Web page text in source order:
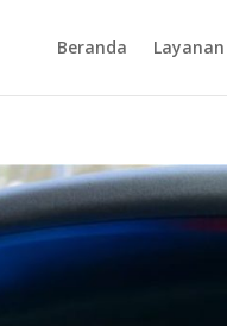
Beranda Layanan